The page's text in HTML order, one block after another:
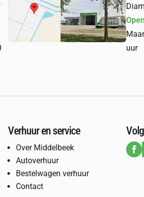
uur
Verhuur en service
Over Middelbeek
Autoverhuur
Bestelwagen verhuur
Contact